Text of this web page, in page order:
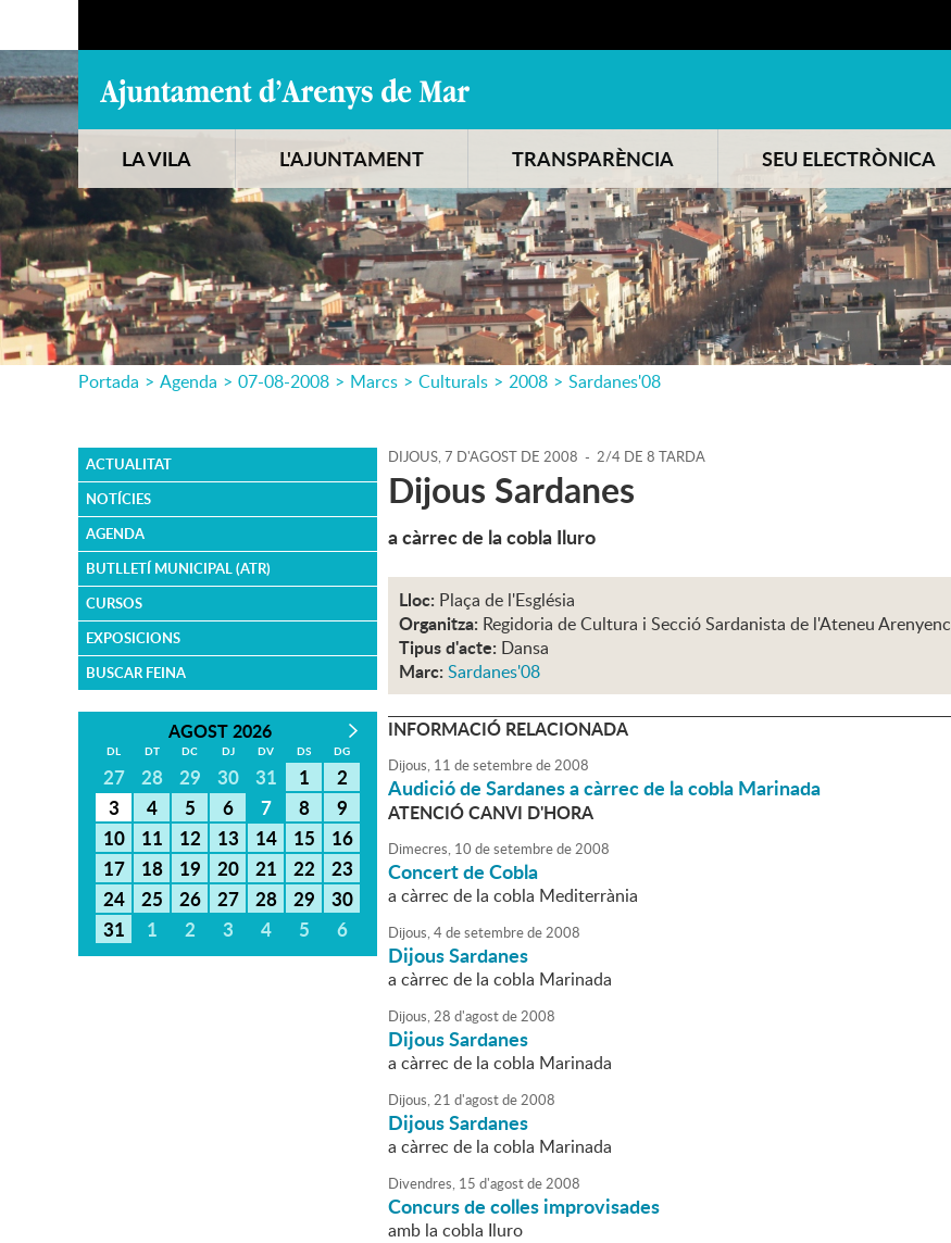
LA VILA L'AJUNTAMENT TRANSPARÈNCIA SEU ELECTRÒNICA
Portada > Agenda > 07-08-2008 > Marcs > Culturals > 2008 > Sardanes'08
ACTUALITAT
NOTÍCIES
AGENDA
BUTLLETÍ MUNICIPAL (ATR)
CURSOS
EXPOSICIONS
BUSCAR FEINA
AGOST 2026
DL DT DC DJ DV DS DG
27 28 29 30 31 1
2
3
4 5 6 7 8
9
10
11 12 13 14 15
16
17
18 19 20 21 22
23
24
25 26 27 28 29
30
31
1 2 3 4 5 6
DIJOUS,7 D'AGOST DE 2008 - 2/4 DE 8 TARDA
Dijous Sardanes
a càrrec de la cobla Iluro
Lloc: Plaça de l'Església
Organitza: Regidoria de Cultura i Secció Sardanista de l'Ateneu Arenyenc
Tipus d'acte: Dansa
Marc: Sardanes'08
INFORMACIÓ RELACIONADA
Dijous, 11 desetembrede2008
Audició de Sardanes a càrrec de la cobla Marinada
ATENCIÓ CANVI D'HORA
Dimecres, 10 desetembrede2008
Concert de Cobla
a càrrec de la cobla Mediterrània
Dijous,4desetembrede2008
Dijous Sardanes
a càrrec de la cobla Marinada
Dijous,28 d'agostde2008
Dijous Sardanes
a càrrec de la cobla Marinada
Dijous,21 d'agostde2008
Dijous Sardanes
a càrrec de la cobla Marinada
Divendres, 15 d'agostde2008
Concurs de colles improvisades
amb la cobla Iluro